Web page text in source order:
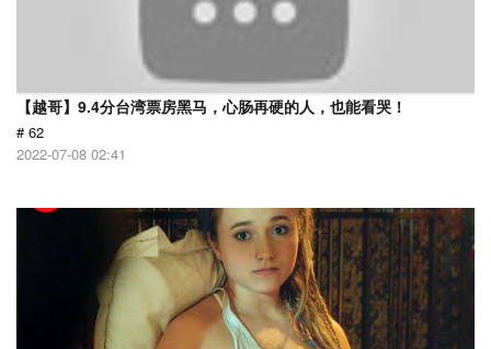
【越哥】9.4分台湾票房黑马，心肠再硬的人，也能看哭！
# 62
2022-07-08 02:41